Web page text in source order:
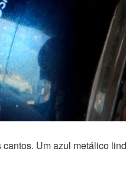
Um azul metálico